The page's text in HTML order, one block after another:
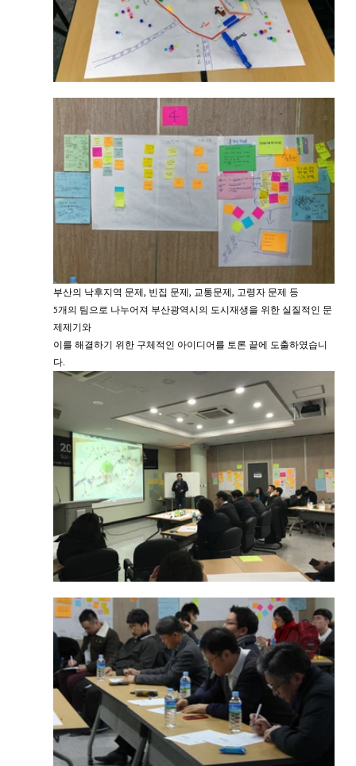
부산의 낙후지역 문제, 빈집 문제, 교통문제, 고령자 문제 등
5개의 팀으로 나누어져 부산광역시의 도시재생을 위한 실질적인 문
제제기와
이를 해결하기 위한 구체적인 아이디어를 토론 끝에 도출하였습니
다.